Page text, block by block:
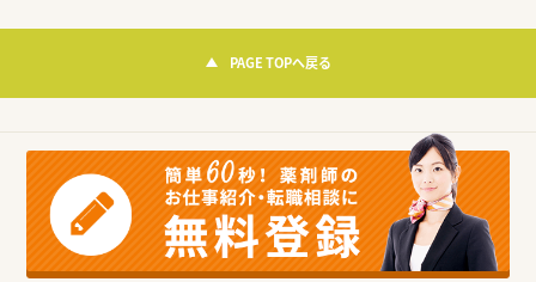
PAGE TOPへ戻る